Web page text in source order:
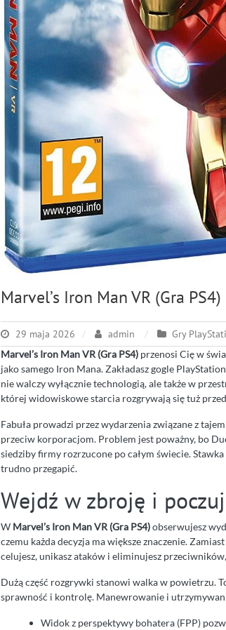
Marvel’s Iron Man VR (Gra PS4)
29 maja 2026 admin Gry
Marvel’s Iron Man VR (Gra PS4) przenosi Cię w
jako samego Iron Mana. Zakładasz gogle
nie walczy wyłącznie technologią, ale także w
której widowiskowe starcia rozgrywają się tuż
Fabuła prowadzi przez wydarzenia związane z
przeciw korporacjom. Problem jest poważny, bo
siedziby firmy rozrzucone po całym świecie.
trudno przegapić.
Wejdź w zbroję i
W Marvel’s Iron Man VR (Gra PS4)obserwujesz
czemu każda decyzja ma większe znaczenie.
celujesz, unikasz ataków i eliminujesz
Dużą część rozgrywki stanowi walka w powietrzu.
sprawność i kontrolę. Manewrowanie i
Widok z perspektywy bohatera (FPP)